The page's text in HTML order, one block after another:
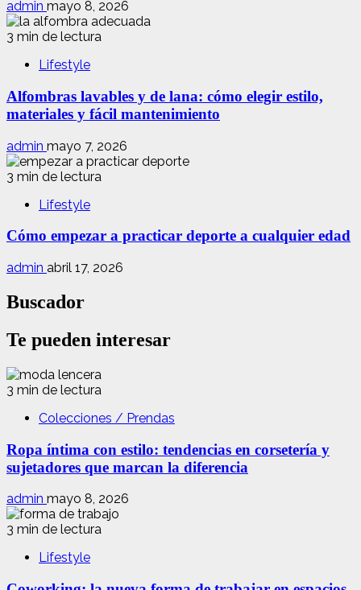
admin mayo 8, 2026
3 min de lectura
Lifestyle
Alfombras lavables y de lana: cómo elegir estilo,
materiales y fácil mantenimiento
admin mayo 7, 2026
3 min de lectura
Lifestyle
Cómo empezar a practicar deporte a cualquier edad
admin abril 17, 2026
Buscador
Te pueden interesar
3 min de lectura
Colecciones / Prendas
Ropa íntima con estilo: tendencias en corsetería y
sujetadores que marcan la diferencia
admin mayo 8, 2026
3 min de lectura
Lifestyle